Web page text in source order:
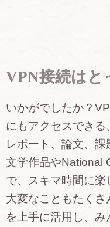
VPN接続はと
いかがでしたか？
にもアクセスでき
レポート、論文、
文学作品やNational
で、スキマ時間に
大変なこともたく
を上手に活用し、み